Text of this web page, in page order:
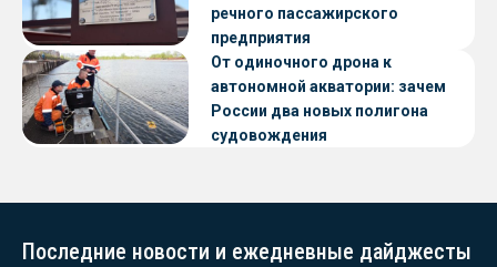
речного пассажирского
предприятия
От одиночного дрона к
автономной акватории: зачем
России два новых полигона
судовождения
Последние новости и ежедневные дайджесты